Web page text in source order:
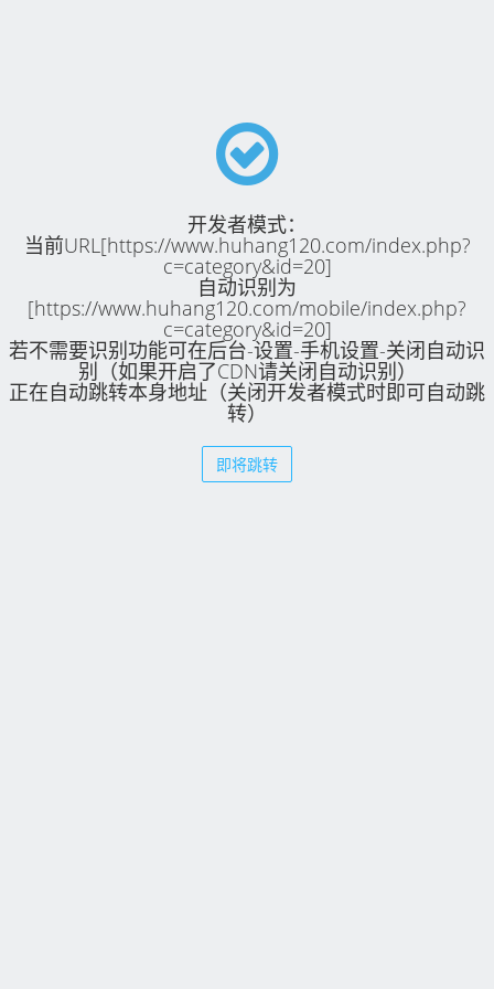
开发者模式：
当前URL[https://www.huhang120.com/index.php?
c=category&id=20]
自动识别为
[https://www.huhang120.com/mobile/index.php?
c=category&id=20]
若不需要识别功能可在后台-设置-手机设置-关闭自动识
别（如果开启了CDN请关闭自动识别）
正在自动跳转本身地址（关闭开发者模式时即可自动跳
转）
即将跳转